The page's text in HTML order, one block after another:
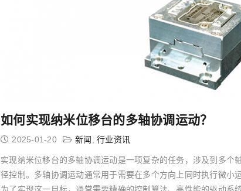
如何实现纳米位移台的多轴协调运动？
2025-01-20 新闻 行业资讯
实现纳米位移台的多轴协调运动是一项复杂的任务，涉及到多个
径控制。多轴协调运动通常用于需要在多个方向上同时执行微小